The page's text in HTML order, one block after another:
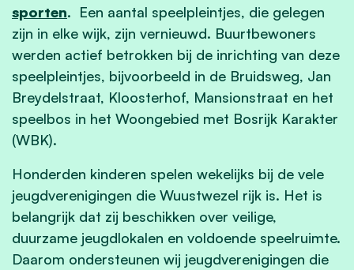
sporten. Een aantal speelpleintjes, die gelegen
zijn in elke wijk, zijn vernieuwd. Buurtbewoners
werden actief betrokken bij de inrichting van deze
speelpleintjes, bijvoorbeeld in de Bruidsweg, Jan
Breydelstraat, Kloosterhof, Mansionstraat en het
speelbos in het Woongebied met Bosrijk Karakter
(WBK).
Honderden kinderen spelen wekelijks bij de vele
jeugdverenigingen die Wuustwezel rijk is. Het is
belangrijk dat zij beschikken over veilige,
duurzame jeugdlokalen en voldoende speelruimte.
Daarom ondersteunen wij jeugdverenigingen die